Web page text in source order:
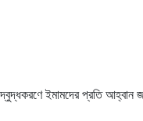
ইমামদের প্রতি